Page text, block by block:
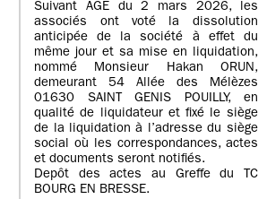
Suivant AGE du 2 mars 2026, les
associés ont voté la dissolution
anticipée de la société à effet du
même jour et sa mise en liquidation,
nommé Monsieur Hakan ORUN,
demeurant 54 Allée des Mélèzes
01630 SAINT GENIS POUILLY, en
qualité de liquidateur et fixé le siège
de la liquidation à l’adresse du siège
social où les correspondances, actes
et documents seront notifiés.
Depôt des actes au Greffe du TC
BOURG EN BRESSE.